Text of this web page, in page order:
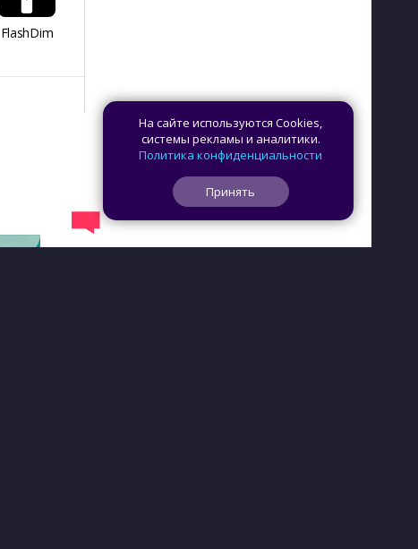
FlashDim
На сайте используются Cookies,
системы рекламы и аналитики.
Политика конфиденциальности
Принять